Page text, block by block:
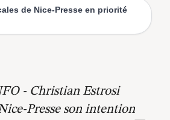
de Nice-Presse en priorité
- Christian Estrosi
Presse son intention